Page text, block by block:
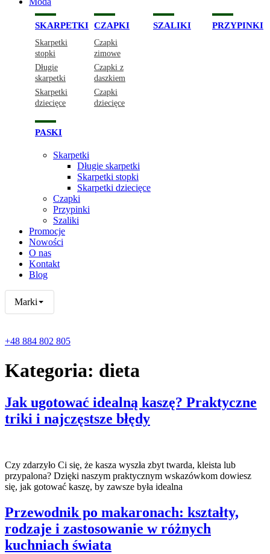
SKARPETKI
Skarpetki
stopki
Długie
skarpetki
Skarpetki
dziecięce
CZAPKI
Czapki
zimowe
Czapki z
daszkiem
Czapki
dziecięce
SZALIKI PRZYPINKI
PASKI
Skarpetki
Długie skarpetki
Skarpetki stopki
Skarpetki dziecięce
Czapki
Przypinki
Szaliki
Promocje
Nowości
O nas
Kontakt
Blog
Marki
+48 884 802 805
Kategoria: dieta
Jak ugotować idealną kaszę? Praktyczne
triki i najczęstsze błędy
Czy zdarzyło Ci się, że kasza wyszła zbyt twarda, kleista lub
przypalona? Dzięki naszym praktycznym wskazówkom dowiesz
się, jak gotować kaszę, by zawsze była idealna
Przewodnik po makaronach: kształty,
rodzaje i zastosowanie w różnych
kuchniach świata